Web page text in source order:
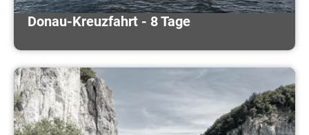
Donau-Kreuzfahrt - 8 Tage